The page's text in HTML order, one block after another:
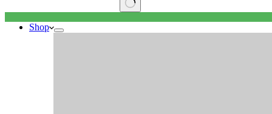
Ergebnisse
Shop